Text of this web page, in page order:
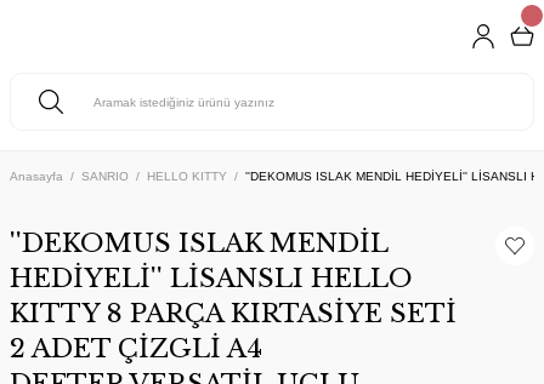
Anasayfa SANRIO HELLO KITTY ''DEKOMUS ISLAK MENDİL HEDİYELİ'' LİSANSLI
''DEKOMUS ISLAK MENDİL
HEDİYELİ'' LİSANSLI HELLO
KITTY 8 PARÇA KIRTASİYE SETİ
2 ADET ÇİZGLİ A4